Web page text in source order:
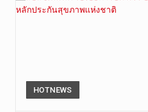
HOTNEWS